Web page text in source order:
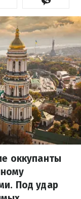
оккупанты
Под удар